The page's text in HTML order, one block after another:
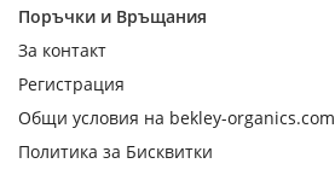
Поръчки и Връщания
За контакт
Регистрация
Общи условия на bekley-organics.com
Политика за Бисквитки